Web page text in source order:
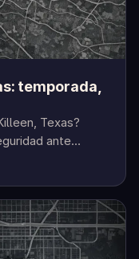
temporada,
Texas?
ante